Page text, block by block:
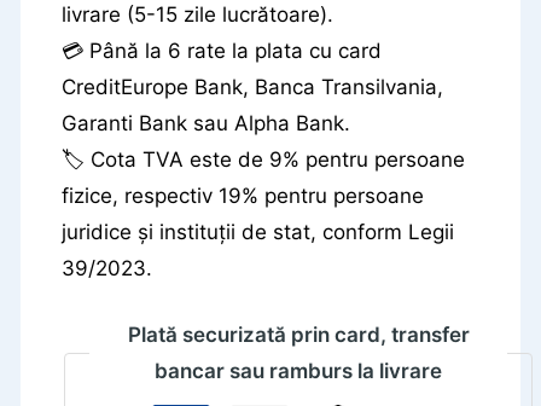
livrare (5-15 zile lucrătoare).
💳 Până la 6 rate la plata cu card
CreditEurope Bank, Banca Transilvania,
Garanti Bank sau Alpha Bank.
🏷️ Cota TVA este de 9% pentru persoane
fizice, respectiv 19% pentru persoane
juridice și instituții de stat, conform Legii
39/2023.
Plată securizată prin card, transfer
bancar sau ramburs la livrare